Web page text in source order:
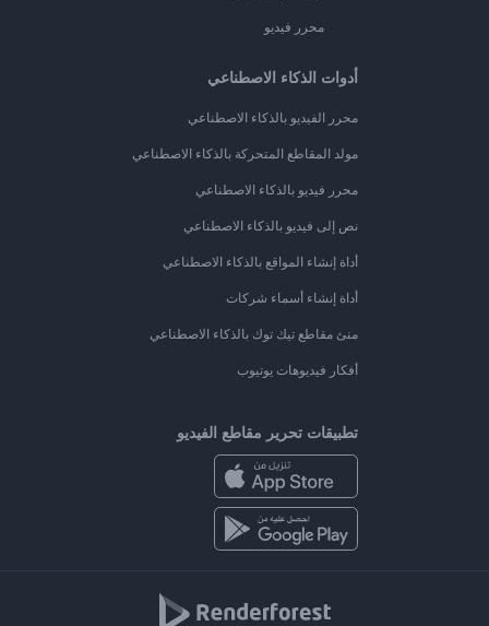
محرر فيديو
أدوات الذكاء الاصطناعي
محرر الفيديو بالذكاء الاصطناعي
مولد المقاطع المتحركة بالذكاء الاصطناعي
محرر فيديو بالذكاء الاصطناعي
نص إلى فيديو بالذكاء الاصطناعي
أداة إنشاء المواقع بالذكاء الاصطناعي
أداة إنشاء أسماء شركات
منئ مقاطع تيك توك بالذكاء الاصطناعي
أفكار فيديوهات يوتيوب
تطبيقات تحرير مقاطع الفيديو